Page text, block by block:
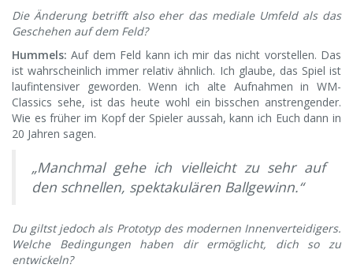
Die Änderung betrifft also eher das mediale Umfeld als das
Geschehen auf dem Feld?
Hummels:Auf dem Feld kann ich mir das nicht vorstellen. Das
ist wahrscheinlich immer relativ ähnlich. Ich glaube, das Spiel ist
laufintensiver geworden. Wenn ich alte Aufnahmen in WM-
Classics sehe, ist das heute wohl ein bisschen anstrengender.
Wie es früher im Kopf der Spieler aussah, kann ich Euch dann in
20 Jahren sagen.
„Manchmal gehe ich vielleicht zu sehr auf
den schnellen, spektakulären Ballgewinn.“
Du giltst jedoch als Prototyp des modernen Innenverteidigers.
Welche Bedingungen haben dir ermöglicht, dich so zu
entwickeln?